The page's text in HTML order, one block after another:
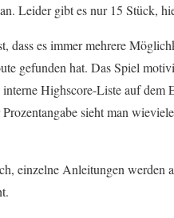
Leider gibt es nur 15 Stück,
dass es immer mehrere
gefunden hat. Das Spiel
Highscore-Liste auf
sieht man
einzelne Anleitungen werden